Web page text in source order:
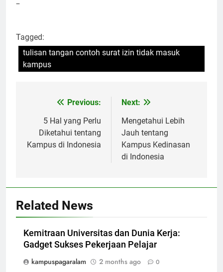
–
Tagged:
tulisan tangan contoh surat izin tidak masuk
kampus
navigation
Previous:
5 Hal yang Perlu
Diketahui tentang
Kampus di Indonesia
Next:
Mengetahui Lebih
Jauh tentang
Kampus Kedinasan
di Indonesia
Related News
Kemitraan Universitas dan Dunia Kerja:
Gadget Sukses Pekerjaan Pelajar
kampuspagaralam
2 months ago 0